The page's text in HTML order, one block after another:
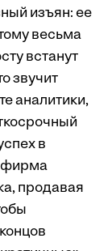
изъян: ее
весьма
встанут
звучит
аналитики,
в
фирма
продавая